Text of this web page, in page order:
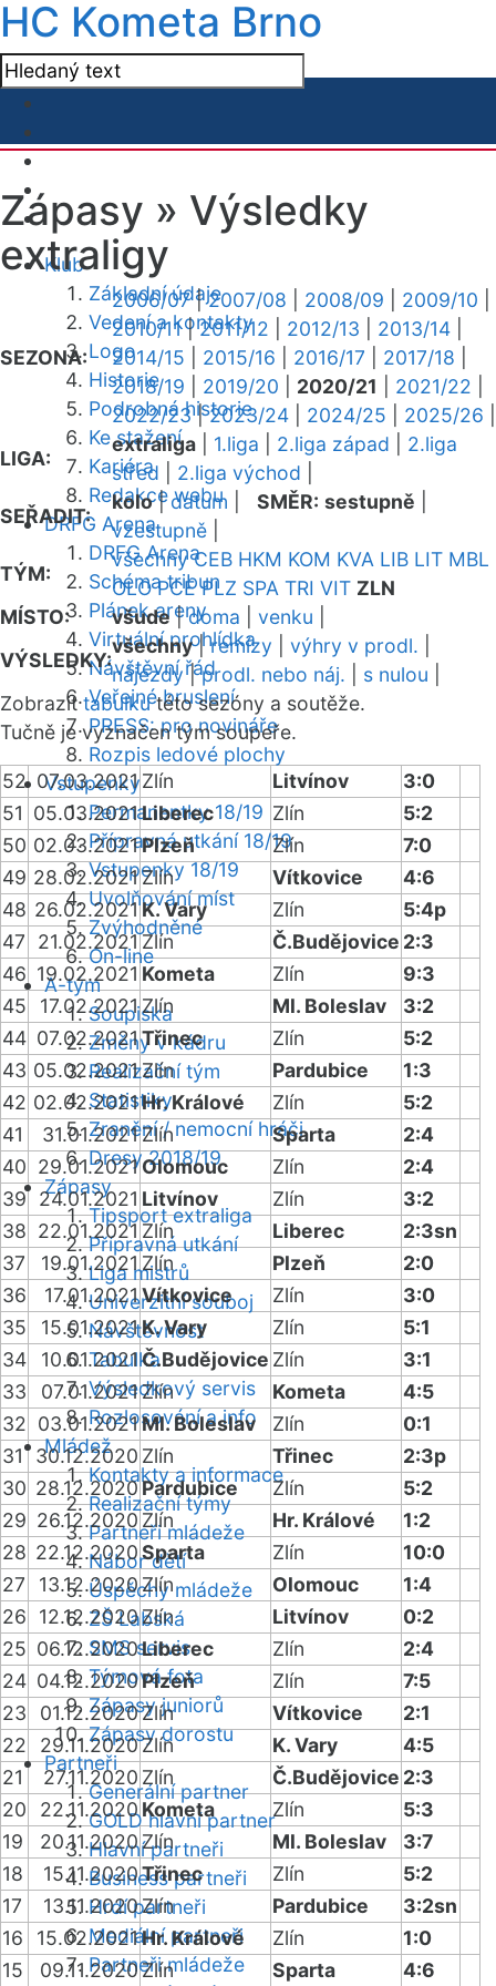
HC Kometa Brno
Klub
Základní údaje
Vedení a kontakty
Logo
Historie
Podrobná historie
Ke stažení
Kariéra
Redakce webu
DRFG Arena
DRFG Arena
Schéma tribun
Plánek areny
Virtuální prohlídka
Návštěvní řád
Veřejné bruslení
PRESS: pro novináře
Rozpis ledové plochy
Vstupenky
Permanentky 18/19
Přípravná utkání 18/19
Vstupenky 18/19
Uvolňování míst
Zvýhodněné
On-line
A-tým
Soupiska
Změny v kádru
Realizační tým
Statistiky
Zranění / nemocní hráči
Dresy 2018/19
Zápasy
Tipsport extraliga
Přípravná utkání
Liga mistrů
Univerzitní souboj
Návštěvnost
Tabulka
Výsledkový servis
Rozlosování a info
Mládež
Kontakty a informace
Realizační týmy
Partneři mládeže
Nábor dětí
Úspěchy mládeže
ZŠ Labská
SMS servis
Týmová fota
Zápasy juniorů
Zápasy dorostu
Partneři
Generální partner
GOLD hlavní partner
Hlavní partneři
Business partneři
Hrdí partneři
Mediální partneři
Partneři mládeže
Zápasy » Výsledky
extraligy
SEZONA:
2006/07|2007/08 2008/09 2009/10
2010/11|2011/12 2012/13 2013/14
2014/15
2015/16 2016/17 2017/18
2018/19
2019/20 2020/21 2021/22
2022/23|2023/24 2024/25 2025/26
LIGA:
extraliga 1.liga 2.liga západ
2.liga
střed
2.liga východ
SEŘADIT:
kolo|datum SMĚR: sestupně
vzestupně
TÝM:
všechny CEB HKM KOM KVA LIB LIT MBL
OLO PCE PLZ SPA TRI VIT ZLN
MÍSTO:
všude|doma venku
VÝSLEDKY:
všechny|remízy výhry v prodl.
nájezdy|prodl. nebo náj. s nulou
Zobrazittabulkutéto sezóny a soutěže.
Tučně je vyznačen tým soupeře.
52 07.03.2021Zlín Litvínov
3:0
51 05.03.2021Liberec Zlín
5:2
50 02.03.2021Plzeň Zlín
7:0
49 28.02.2021Zlín Vítkovice
4:6
48 26.02.2021 K. Vary Zlín
5:4p
47
21.02.2021Zlín Č.Budějovice 2:3
46 19.02.2021 Kometa Zlín
9:3
45
17.02.2021Zlín Ml. Boleslav
3:2
44 07.02.2021Třinec Zlín
5:2
43 05.02.2021Zlín Pardubice
1:3
42 02.02.2021Hr. Králové Zlín
5:2
41
31.01.2021Zlín Sparta
2:4
40 29.01.2021Olomouc Zlín
2:4
39 24.01.2021 Litvínov Zlín
3:2
38 22.01.2021 Zlín Liberec
2:3sn
37
19.01.2021 Zlín Plzeň
2:0
36
17.01.2021Vítkovice Zlín
3:0
35
15.01.2021K. Vary Zlín
5:1
34
10.01.2021Č.Budějovice Zlín
3:1
33
07.01.2021Zlín Kometa
4:5
32 03.01.2021Ml. Boleslav Zlín
0:1
31
30.12.2020 Zlín Třinec
2:3p
30 28.12.2020Pardubice Zlín
5:2
29 26.12.2020 Zlín Hr. Králové
1:2
28 22.12.2020Sparta Zlín
10:0
27
13.12.2020Zlín Olomouc
1:4
26
12.12.2020Zlín Litvínov
0:2
25 06.12.2020Liberec Zlín
2:4
24 04.12.2020Plzeň Zlín
7:5
23
01.12.2020Zlín Vítkovice
2:1
22
29.11.2020Zlín K. Vary
4:5
21
27.11.2020 Zlín Č.Budějovice 2:3
20
22.11.2020Kometa Zlín
5:3
19
20.11.2020Zlín Ml. Boleslav
3:7
18
15.11.2020Třinec Zlín
5:2
17
13.11.2020Zlín Pardubice
3:2sn
16
15.02.2021Hr. Králové Zlín
1:0
15
09.11.2020Zlín Sparta 4:6